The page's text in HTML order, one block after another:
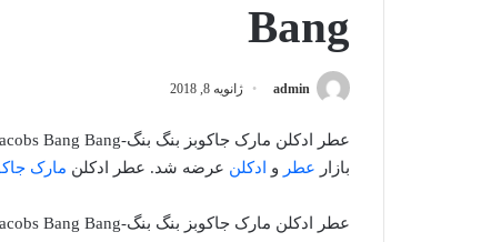
Bang
admin ژانویه 8, 2018
بازار عطر و ادکلن عرضه شد. عطر ادکلن مارک
عطر ادکلن مارک جاکوبز بنگ بنگ-Marc Jacobs Bang Bang